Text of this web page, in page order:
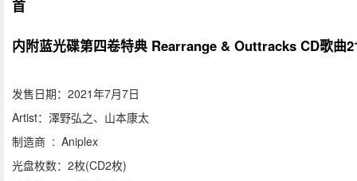
首
内附蓝光碟第四卷特典 Rearrange & Outtracks CD歌曲
发售日期：2021年7月7日
Artist：澤野弘之、山本康太
制造商 ‏ : ‎ Aniplex
光盘枚数：2枚(CD2枚)